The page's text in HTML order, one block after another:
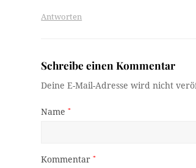
Antworten
Schreibe einen Kommentar
Deine E-Mail-Adresse wird nicht
Name*
Kommentar*